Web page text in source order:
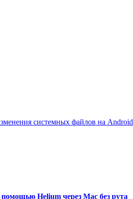
системных файлов на Android
Helium через Mac без рута